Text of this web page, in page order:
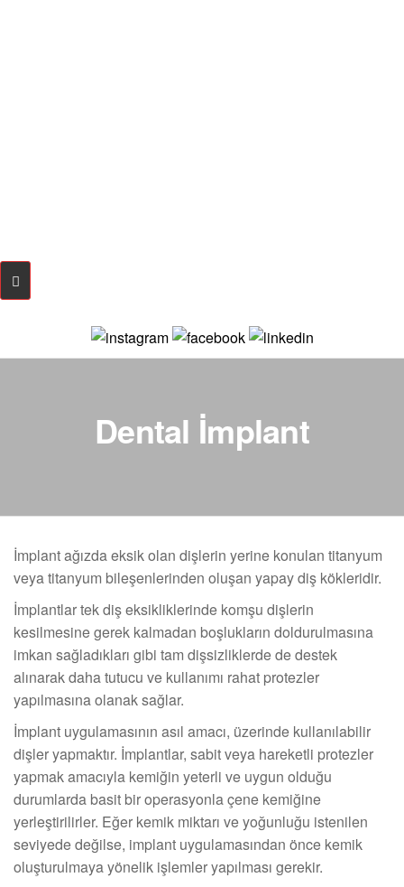
Dental İmplant
İmplant ağızda eksik olan dişlerin yerine konulan titanyum
veya titanyum bileşenlerinden oluşan yapay diş kökleridir.
İmplantlar tek diş eksikliklerinde komşu dişlerin
kesilmesine gerek kalmadan boşlukların doldurulmasına
imkan sağladıkları gibi tam dişsizliklerde de destek
alınarak daha tutucu ve kullanımı rahat protezler
yapılmasına olanak sağlar.
İmplant uygulamasının asıl amacı, üzerinde kullanılabilir
dişler yapmaktır. İmplantlar, sabit veya hareketli protezler
yapmak amacıyla kemiğin yeterli ve uygun olduğu
durumlarda basit bir operasyonla çene kemiğine
yerleştirilirler. Eğer kemik miktarı ve yoğunluğu istenilen
seviyede değilse, implant uygulamasından önce kemik
oluşturulmaya yönelik işlemler yapılması gerekir.